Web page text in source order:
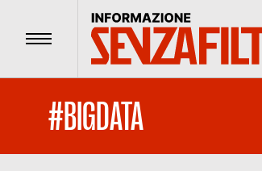
Menu
#BIGDATA